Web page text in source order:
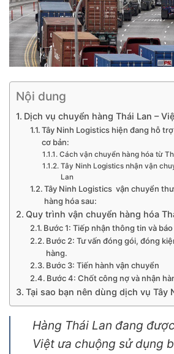
Nội dung
Dịch vụ chuyển hàng Thái Lan –
Tây Ninh Logistics hiện đang hỗ
cơ bản:
Cách vận chuyển hàng hóa từ
Tây Ninh Logistics nhận vận
Lan
Tây Ninh Logistics vận chuyển
hàng hóa sau:
Quy trình vận chuyển hàng hóa
Bước 1: Tiếp nhận thông tin và
Bước 2: Tư vấn đóng gói, đóng
hàng.
Bước 3: Tiến hành vận chuyển
Bước 4: Chốt công nợ và nhận
Tại sao bạn nên dùng dịch vụ Tây
Hàng Thái Lan đang
Việt ưa chuộng sử dụng